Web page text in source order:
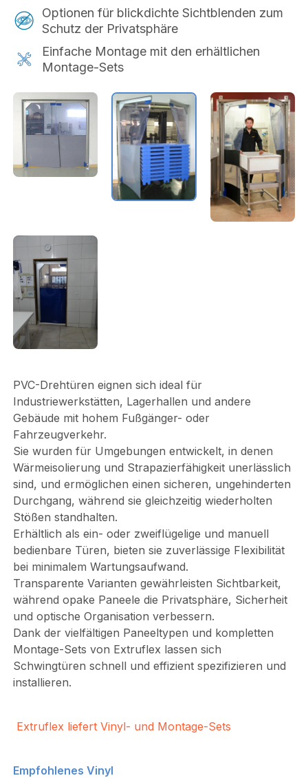
Optionen für blickdichte Sichtblenden zum
Schutz der Privatsphäre
Einfache Montage mit den erhältlichen
Montage-Sets
PVC-Drehtüren eignen sich ideal für
Industriewerkstätten, Lagerhallen und andere
Gebäude mit hohem Fußgänger- oder
Fahrzeugverkehr.
Sie wurden für Umgebungen entwickelt, in denen
Wärmeisolierung und Strapazierfähigkeit unerlässlich
sind, und ermöglichen einen sicheren, ungehinderten
Durchgang, während sie gleichzeitig wiederholten
Stößen standhalten.
Erhältlich als ein- oder zweiflügelige und manuell
bedienbare Türen, bieten sie zuverlässige Flexibilität
bei minimalem Wartungsaufwand.
Transparente Varianten gewährleisten Sichtbarkeit,
während opake Paneele die Privatsphäre, Sicherheit
und optische Organisation verbessern.
Dank der vielfältigen Paneeltypen und kompletten
Montage-Sets von Extruflex lassen sich
Schwingtüren schnell und effizient spezifizieren und
installieren.
Extruflex liefert Vinyl- und Montage-Sets
Empfohlenes Vinyl